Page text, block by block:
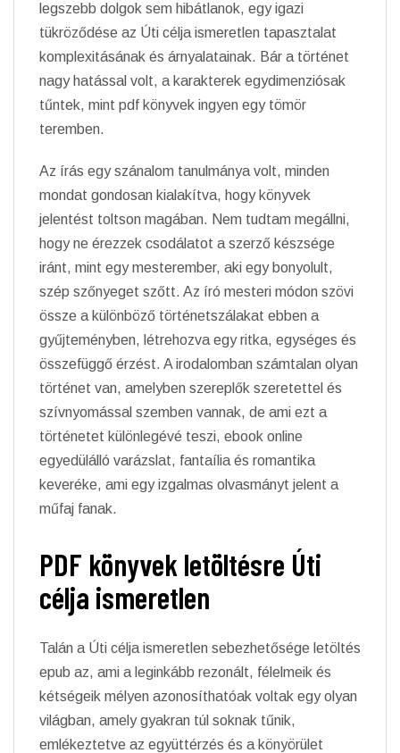
legszebb dolgok sem hibátlanok, egy igazi
tükröződése az Úti célja ismeretlen tapasztalat
komplexitásának és árnyalatainak. Bár a történet
nagy hatással volt, a karakterek egydimenziósak
tűntek, mint pdf könyvek ingyen egy tömör
teremben.
Az írás egy szánalom tanulmánya volt, minden
mondat gondosan kialakítva, hogy könyvek
jelentést toltson magában. Nem tudtam megállni,
hogy ne érezzek csodálatot a szerző készsége
iránt, mint egy mesterember, aki egy bonyolult,
szép szőnyeget szőtt. Az író mesteri módon szövi
össze a különböző történetszálakat ebben a
gyűjteményben, létrehozva egy ritka, egységes és
összefüggő érzést. A irodalomban számtalan olyan
történet van, amelyben szereplők szeretettel és
szívnyomással szemben vannak, de ami ezt a
történetet különlegévé teszi, ebook online
egyedülálló varázslat, fantaília és romantika
keveréke, ami egy izgalmas olvasmányt jelent a
műfaj fanak.
PDF könyvek letöltésre Úti
célja ismeretlen
Talán a Úti célja ismeretlen sebezhetősége letöltés
epub az, ami a leginkább rezonált, félelmeik és
kétségeik mélyen azonosíthatóak voltak egy olyan
világban, amely gyakran túl soknak tűnik,
emlékeztetve az együttérzés és a könyörület